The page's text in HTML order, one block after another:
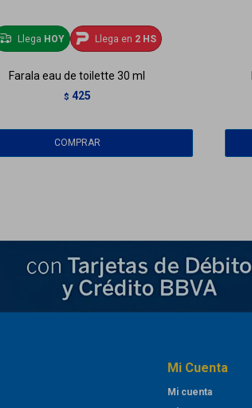
Llega HOY Llega en 2 HS
Farala eau de toilette 30 ml
$ 425
Mi Cuenta
Mi cuenta